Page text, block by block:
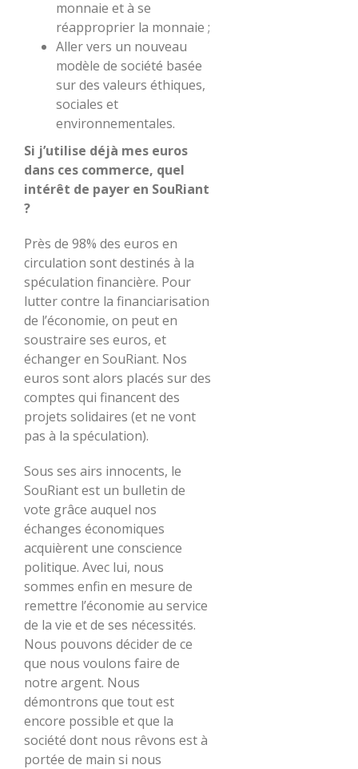
monnaie et à se
réapproprier la monnaie ;
Aller vers un nouveau
modèle de société basée
sur des valeurs éthiques,
sociales et
environnementales.
Si j’utilise déjà mes euros
dans ces commerce, quel
intérêt de payer en SouRiant
?
Près de 98% des euros en
circulation sont destinés à la
spéculation financière. Pour
lutter contre la financiarisation
de l’économie, on peut en
soustraire ses euros, et
échanger en SouRiant. Nos
euros sont alors placés sur des
comptes qui financent des
projets solidaires (et ne vont
pas à la spéculation).
Sous ses airs innocents, le
SouRiant est un bulletin de
vote grâce auquel nos
échanges économiques
acquièrent une conscience
politique. Avec lui, nous
sommes enfin en mesure de
remettre l’économie au service
de la vie et de ses nécessités.
Nous pouvons décider de ce
que nous voulons faire de
notre argent. Nous
démontrons que tout est
encore possible et que la
société dont nous rêvons est à
portée de main si nous